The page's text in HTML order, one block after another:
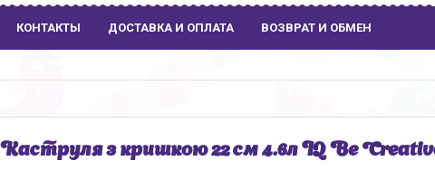
КОНТАКТЫ ДОСТАВКА И ОПЛАТА ВОЗВРАТ И ОБМЕН
Каструля з кришкою 22 см 4.6л IQ Be